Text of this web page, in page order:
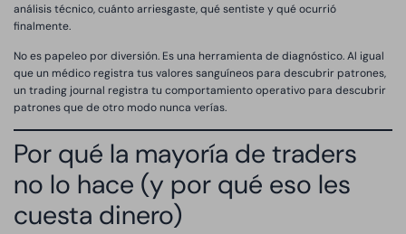
análisis técnico, cuánto arriesgaste, qué sentiste y qué ocurrió
finalmente.
No es papeleo por diversión. Es una herramienta de diagnóstico. Al igual
que un médico registra tus valores sanguíneos para descubrir patrones,
un trading journal registra tu comportamiento operativo para descubrir
patrones que de otro modo nunca verías.
Por qué la mayoría de traders
no lo hace (y por qué eso les
cuesta dinero)